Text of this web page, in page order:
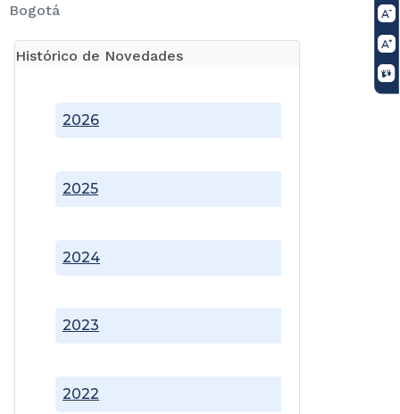
Bogotá
Histórico de Novedades
2022
2023
2024
2025
2026